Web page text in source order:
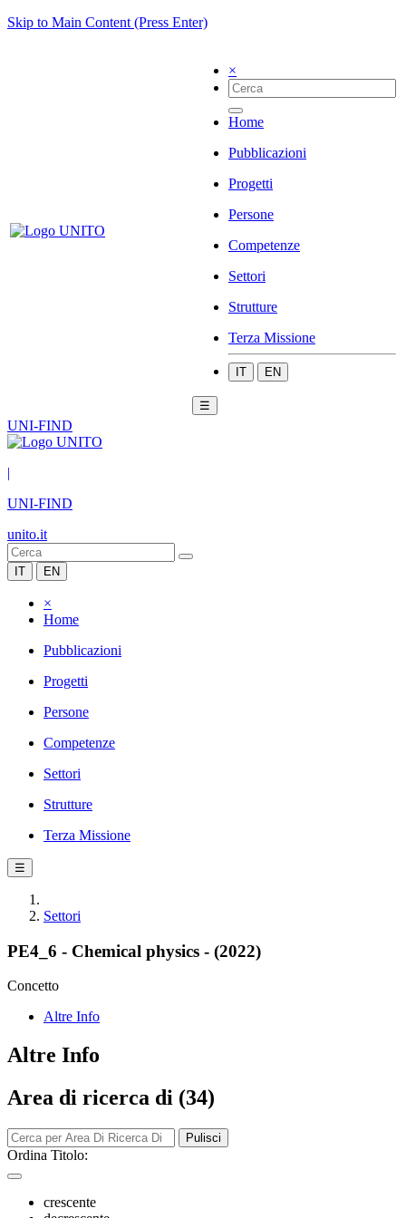
Skip to Main Content (Press Enter)
×
Home
Pubblicazioni
Progetti
Persone
Competenze
Settori
Strutture
Terza Missione
IT EN
☰
UNI-FIND
|
UNI-FIND
unito.it
IT EN
×
Home
Pubblicazioni
Progetti
Persone
Competenze
Settori
Strutture
Terza Missione
☰
Settori
PE4_6 - Chemical physics - (2022)
Concetto
Altre Info
Altre Info
Area di ricerca di (34)
Pulisci
Ordina Titolo:
crescente